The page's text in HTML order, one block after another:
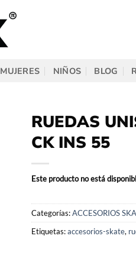
MUJERES NIÑOS BLOG
RUEDAS
CK INS 55
Este producto no está
Categorías:ACCESORIOS
Etiquetas:accesorios-skate,